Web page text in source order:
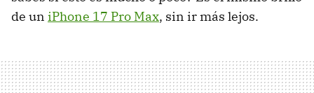
de un iPhone 17 Pro Max, sin ir más lejos.